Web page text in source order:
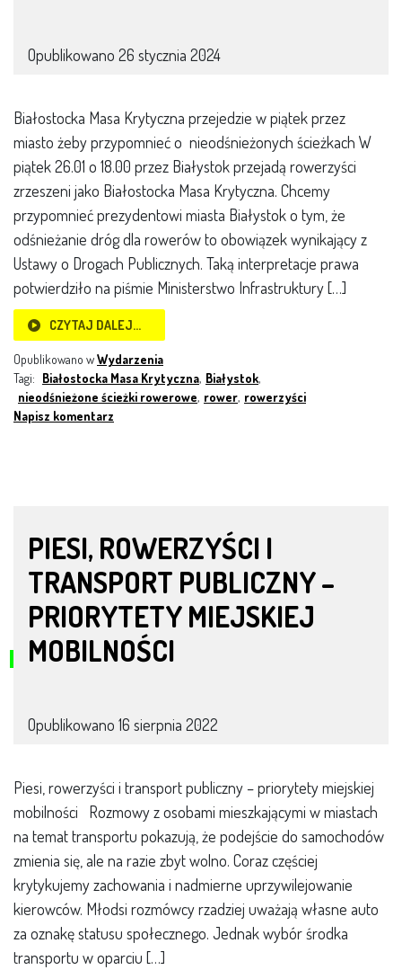
Opublikowano 26 stycznia 2024
Białostocka Masa Krytyczna przejedzie w piątek przez
miasto żeby przypomnieć o nieodśnieżonych ścieżkach W
piątek 26.01 o 18.00 przez Białystok przejadą rowerzyści
zrzeszeni jako Białostocka Masa Krytyczna. Chcemy
przypomnieć prezydentowi miasta Białystok o tym, że
odśnieżanie dróg dla rowerów to obowiązek wynikający z
Ustawy o Drogach Publicznych. Taką interpretacje prawa
potwierdziło na piśmie Ministerstwo Infrastruktury […]
CZYTAJ DALEJ…
Opublikowano wWydarzenia
Tagi: Białostocka Masa Krytyczna, Białystok,
nieodśnieżone ścieżki rowerowe, rower, rowerzyści
Napisz komentarz
PIESI, ROWERZYŚCI I
TRANSPORT PUBLICZNY –
PRIORYTETY MIEJSKIEJ
MOBILNOŚCI
Opublikowano 16 sierpnia 2022
Piesi, rowerzyści i transport publiczny – priorytety miejskiej
mobilności Rozmowy z osobami mieszkającymi w miastach
na temat transportu pokazują, że podejście do samochodów
zmienia się, ale na razie zbyt wolno. Coraz częściej
krytykujemy zachowania i nadmierne uprzywilejowanie
kierowców. Młodsi rozmówcy rzadziej uważają własne auto
za oznakę statusu społecznego. Jednak wybór środka
transportu w oparciu […]